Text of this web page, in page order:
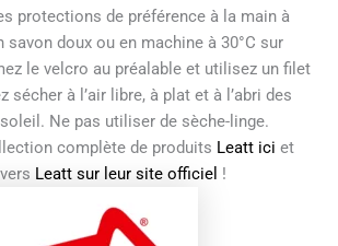
protections de préférence à la main à
savon doux ou en machine à 30°C sur
le velcro au préalable et utilisez un filet
sécher à l’air libre, à plat et à l’abri des
Ne pas utiliser de sèche-linge.
complète de produits Leatt ici et
Leatt sur leur site officiel !